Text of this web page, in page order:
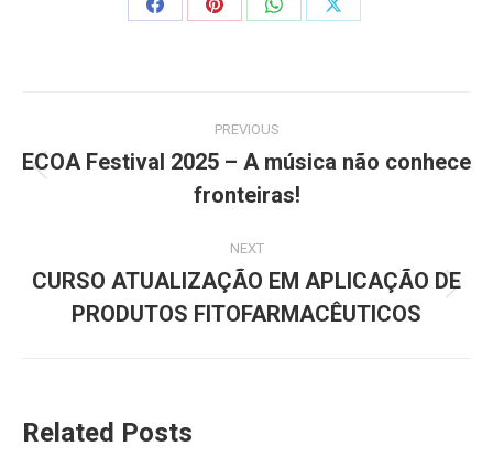
PREVIOUS
ECOA Festival 2025 – A música não conhece
fronteiras!
NEXT
CURSO ATUALIZAÇÃO EM APLICAÇÃO DE
PRODUTOS FITOFARMACÊUTICOS
Related Posts